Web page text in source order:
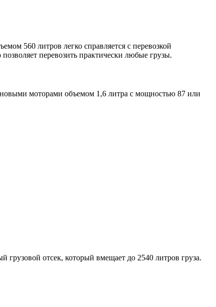
560 литров легко справляется с перевозкой
перевозить практически любые грузы.
моторами объемом 1,6 литра с мощностью 87 или
отсек, который вмещает до 2540 литров груза.